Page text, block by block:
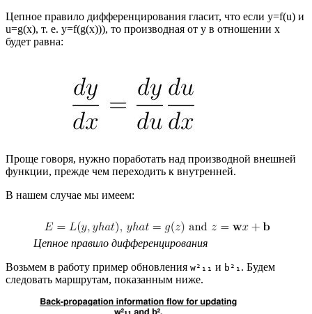
Цепное правило дифференцирования гласит, что если y=f(u) и
u=g(x), т. е. y=f(g(x))), то производная от y в отношении x
будет равна:
Проще говоря, нужно поработать над производной внешней
функции, прежде чем переходить к внутренней.
В нашем случае мы имеем:
Цепное правило дифференцирования
Возьмем в работу пример обновления w²₁₁ и b²₁ . Будем
следовать маршрутам, показанным ниже.